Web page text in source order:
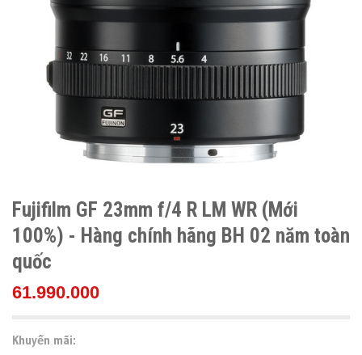
Fujifilm GF 23mm f/4 R LM WR (Mới
100%) - Hàng chính hãng BH 02 năm toàn
quốc
61.990.000
Khuyến mãi: